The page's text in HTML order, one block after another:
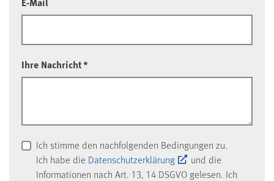
Ihre Nachricht*
Ich stimme den nachfolgenden Bedingungen zu.
Ich habe die Datenschutzerklärung
und die
Informationen nach Art. 13, 14 DSGVO gelesen. Ich